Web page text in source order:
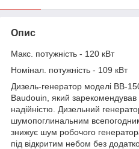
Опис
Макс. потужність - 120 кВт
Номінал. потужність - 109 кВт
Дизель-генератор моделі BB-
Baudouin, який зарекомендував
надійністю. Дизельний
шумопоглинальним
знижує шум робочого
під відкритим небом без